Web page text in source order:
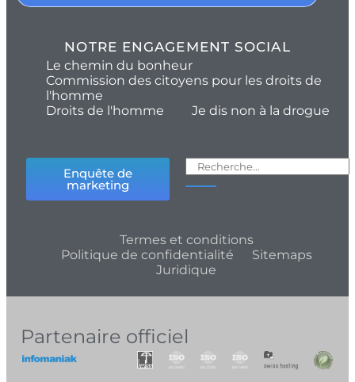
NOTRE ENGAGEMENT SOCIAL
Le chemin du bonheur
Commission des citoyens pour les droits de
l'homme
Droits de l'homme
Je dis non à la drogue
Enquête de
marketing
Termes et conditions
Politique de confidentialité
Sitemaps
Juridique
Partenaire officiel